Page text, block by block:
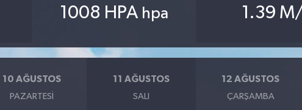
1008 HPA hpa 1.39
10 AĞUSTOS
PAZARTESI
11 AĞUSTOS
SALI
12 AĞUSTOS
ÇARŞAMBA